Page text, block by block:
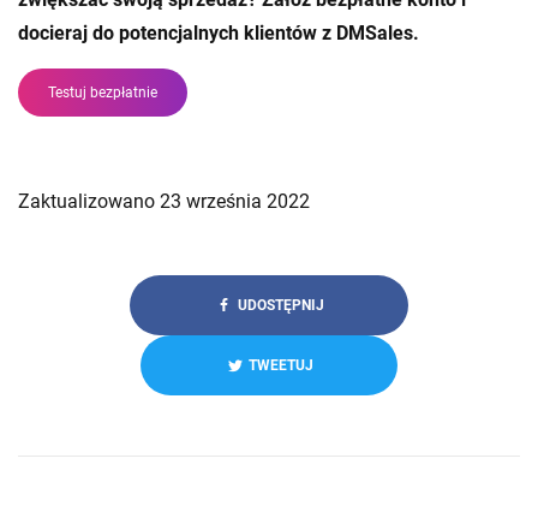
docieraj do potencjalnych klientów z DMSales.
Testuj bezpłatnie
Zaktualizowano 23 września 2022
UDOSTĘPNIJ
TWEETUJ